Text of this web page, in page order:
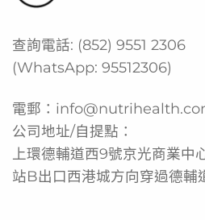
查詢電話: (852) 9551 2306
(WhatsApp: 95512306)
電郵：
公司地址/自提點：
上環德輔道西9號京光商業中
站B出口西港城方向穿過德輔